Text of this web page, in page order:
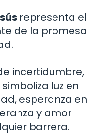
representa el
de la promesa
incertidumbre,
luz en
esperanza en
y amor
barrera.